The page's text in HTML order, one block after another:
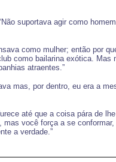
suportava agir como
como mulher; então por
como bailarina exótica.
atraentes.”
mas, por dentro, eu era a
até que a coisa pára de
você força a se
a verdade.”